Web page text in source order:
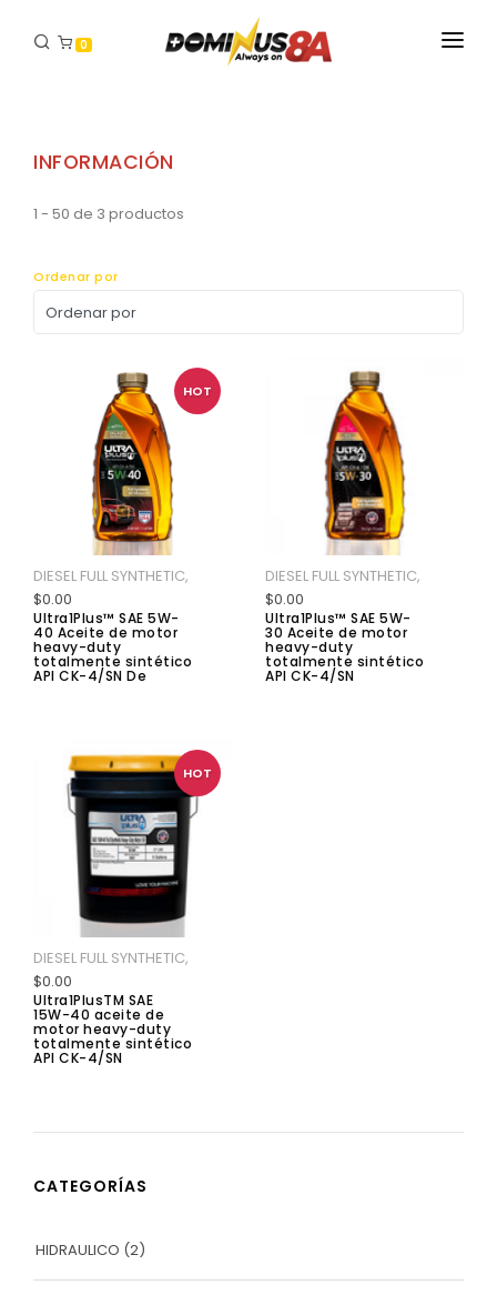
0
INFORMACIÓN
1 - 50 de 3 productos
Ordenar por
HOT
DIESEL FULL SYNTHETIC,
$0.00
Ultra1Plus™ SAE 5W-
40 Aceite de motor
heavy-duty
totalmente sintético
API CK-4/SN De
DIESEL FULL SYNTHETIC,
$0.00
Ultra1Plus™ SAE 5W-
30 Aceite de motor
heavy-duty
totalmente sintético
API CK-4/SN
HOT
DIESEL FULL SYNTHETIC,
$0.00
Ultra1PlusTM SAE
15W-40 aceite de
motor heavy-duty
totalmente sintético
API CK-4/SN
CATEGORÍAS
HIDRAULICO (2)